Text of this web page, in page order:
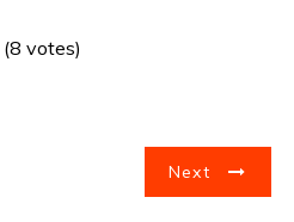
votes)
Next